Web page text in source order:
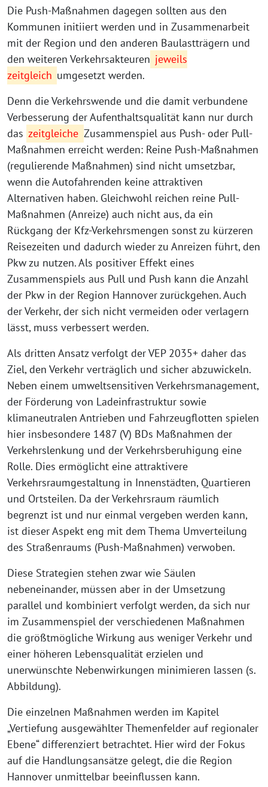
Die Push-Maßnahmen dagegen sollten aus den
Kommunen initiiert werden und in Zusammenarbeit
mit der Region und den anderen Baulastträgern und
den weiteren Verkehrsakteuren jeweils
zeitgleich umgesetzt werden.
Denn die Verkehrswende und die damit verbundene
Verbesserung der Aufenthaltsqualität kann nur durch
das zeitgleiche Zusammenspiel aus Push- oder Pull-
Maßnahmen erreicht werden: Reine Push-Maßnahmen
(regulierende Maßnahmen) sind nicht umsetzbar,
wenn die Autofahrenden keine attraktiven
Alternativen haben. Gleichwohl reichen reine Pull-
Maßnahmen (Anreize) auch nicht aus, da ein
Rückgang der Kfz-Verkehrsmengen sonst zu kürzeren
Reisezeiten und dadurch wieder zu Anreizen führt, den
Pkw zu nutzen. Als positiver Effekt eines
Zusammenspiels aus Pull und Push kann die Anzahl
der Pkw in der Region Hannover zurückgehen. Auch
der Verkehr, der sich nicht vermeiden oder verlagern
lässt, muss verbessert werden.
Als dritten Ansatz verfolgt der VEP 2035+ daher das
Ziel, den Verkehr verträglich und sicher abzuwickeln.
Neben einem umweltsensitiven Verkehrsmanagement,
der Förderung von Ladeinfrastruktur sowie
klimaneutralen Antrieben und Fahrzeugflotten spielen
hier insbesondere 1487 (V) BDs Maßnahmen der
Verkehrslenkung und der Verkehrsberuhigung eine
Rolle. Dies ermöglicht eine attraktivere
Verkehrsraumgestaltung in Innenstädten, Quartieren
und Ortsteilen. Da der Verkehrsraum räumlich
begrenzt ist und nur einmal vergeben werden kann,
ist dieser Aspekt eng mit dem Thema Umverteilung
des Straßenraums (Push-Maßnahmen) verwoben.
Diese Strategien stehen zwar wie Säulen
nebeneinander, müssen aber in der Umsetzung
parallel und kombiniert verfolgt werden, da sich nur
im Zusammenspiel der verschiedenen Maßnahmen
die größtmögliche Wirkung aus weniger Verkehr und
einer höheren Lebensqualität erzielen und
unerwünschte Nebenwirkungen minimieren lassen (s.
Abbildung).
Die einzelnen Maßnahmen werden im Kapitel
„Vertiefung ausgewählter Themenfelder auf regionaler
Ebene“ differenziert betrachtet. Hier wird der Fokus
auf die Handlungsansätze gelegt, die die Region
Hannover unmittelbar beeinflussen kann.